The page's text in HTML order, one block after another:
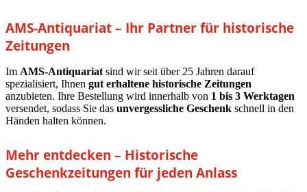
AMS-Antiquariat – Ihr Partner für historische
Zeitungen
Im AMS-Antiquariat sind wir seit über 25 Jahren darauf
spezialisiert, Ihnen gut erhaltene historische Zeitungen
anzubieten. Ihre Bestellung wird innerhalb von 1 bis 3 Werktagen
versendet, sodass Sie das unvergessliche Geschenk schnell in den
Händen halten können.
Mehr entdecken – Historische
Geschenkzeitungen für jeden Anlass